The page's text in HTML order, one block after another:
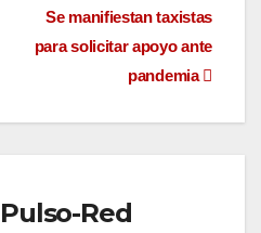
Se manifiestan taxistas
para solicitar apoyo ante
pandemia
Pulso-Red